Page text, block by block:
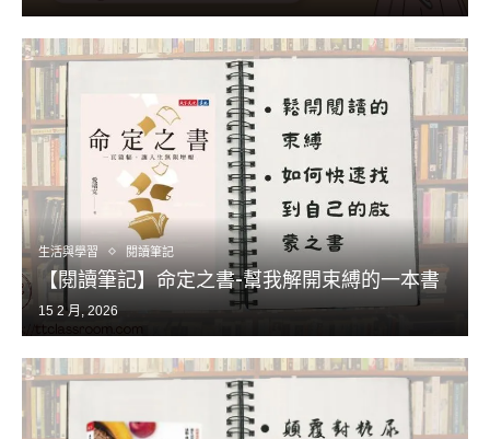
生活與學習 閱讀筆記
【閱讀筆記】命定之書-幫我解開束縛的一本書
15 2 月, 2026